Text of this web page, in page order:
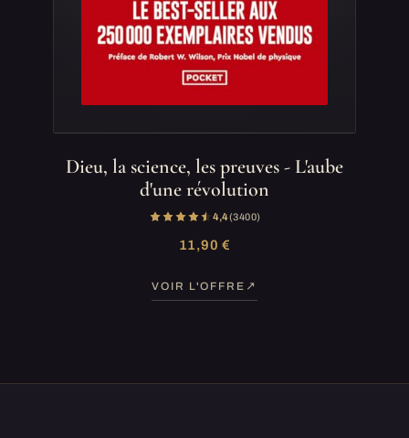
Dieu, la science, les preuves - L'aube
d'une révolution
4,4(3 400)
11,90 €
VOIR L'OFFRE